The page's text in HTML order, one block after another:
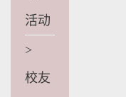
活动
>
校友